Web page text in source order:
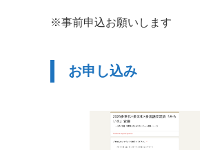
※事前申込お願いします
お申し込み